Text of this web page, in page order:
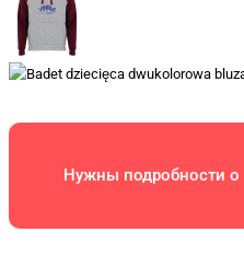
Нужны подробности